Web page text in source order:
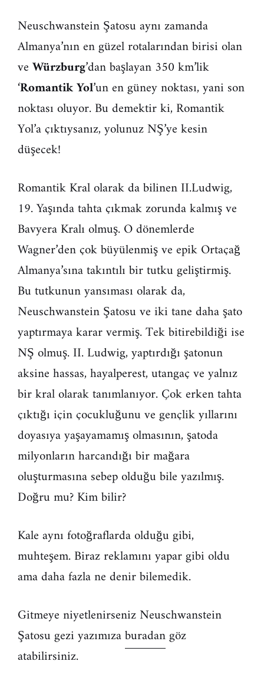
Neuschwanstein Şatosu aynı zamanda
Almanya’nın en güzel rotalarından birisi olan
veWürzburg’dan başlayan 350 km’lik
‘Romantik Yol’un en güney noktası, yani son
noktası oluyor. Bu demektir ki, Romantik
Yol’a çıktıysanız, yolunuz NŞ’ye kesin
düşecek!
Romantik Kral olarak da bilinen II.Ludwig,
19. Yaşında tahta çıkmak zorunda kalmış ve
Bavyera Kralı olmuş. O dönemlerde
Wagner’den çok büyülenmiş ve epik Ortaçağ
Almanya’sına takıntılı bir tutku geliştirmiş.
Bu tutkunun yansıması olarak da,
Neuschwanstein Şatosu ve iki tane daha şato
yaptırmaya karar vermiş. Tek bitirebildiği ise
NŞ olmuş. II. Ludwig, yaptırdığı şatonun
aksine hassas, hayalperest, utangaç ve yalnız
bir kral olarak tanımlanıyor. Çok erken tahta
çıktığı için çocukluğunu ve gençlik yıllarını
doyasıya yaşayamamış olmasının, şatoda
milyonların harcandığı bir mağara
oluşturmasına sebep olduğu bile yazılmış.
Doğru mu? Kim bilir?
Kale aynı fotoğraflarda olduğu gibi,
muhteşem. Biraz reklamını yapar gibi oldu
ama daha fazla ne denir bilemedik.
Gitmeye niyetlenirseniz Neuschwanstein
Şatosu gezi yazımızaburadangöz
atabilirsiniz.